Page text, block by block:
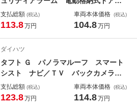
ラー ハイビームアシスト 運転席シ
ートヒーター バックカメラ オート
ー 衝突安全ボディ パワステ
支払総額 (税込)
113.8万円
車両本体価格 (税込)
104.8万円
ダイハツ
タフト Ｇ パノラマルーフ スマート
シスト ナビ／ＴＶ バックカメラ
前後ブレーキサポート コーナーセン
サー付き フルセグ地デジ ナビＴ
支払総額 (税込)
123.8万円
車両本体価格 (税込)
114.8万円